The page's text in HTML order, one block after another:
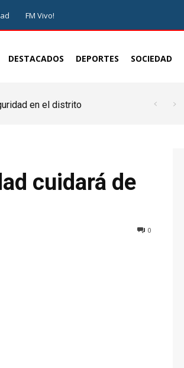
FM Vivo!
DESTACADOS DEPORTES SOCIEDAD
en el distrito
cuidará de
0